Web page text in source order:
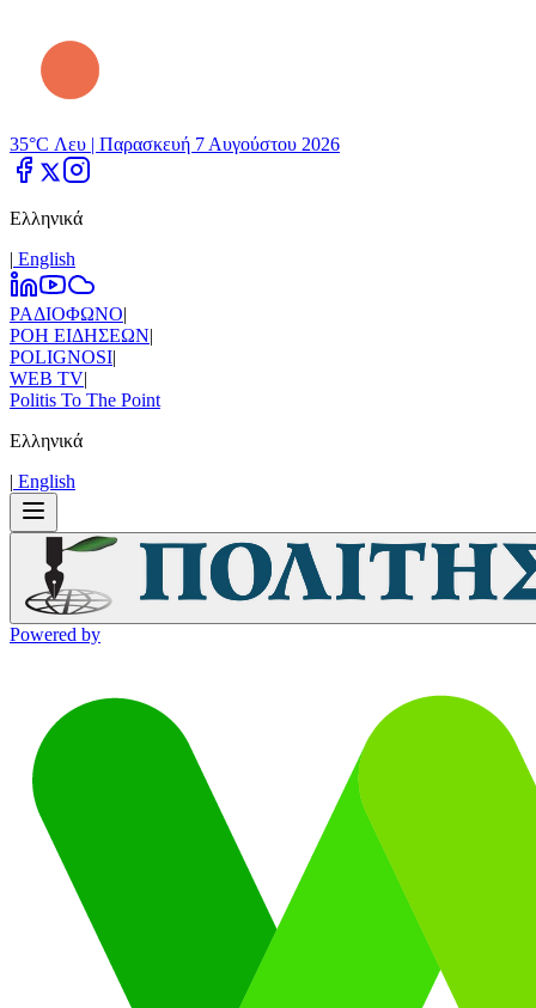
35°C Λευ | Παρασκευή 7 Αυγούστου 2026
Ελληνικά
| Εnglish
ΡΑΔΙΟΦΩΝΟ|
ΡΟΗ ΕΙΔΗΣΕΩΝ|
POLIGNOSI|
WEB TV|
Politis To The Point
Ελληνικά
| Εnglish
Powered by